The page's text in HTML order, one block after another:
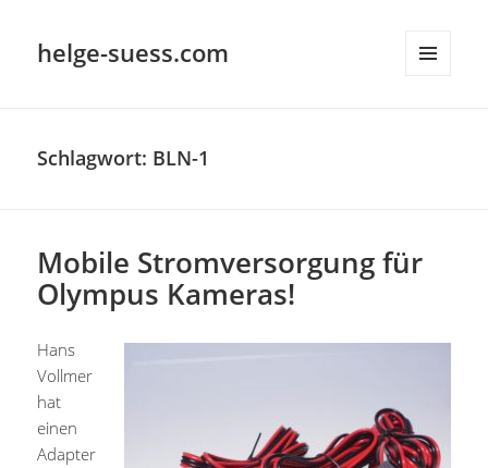
helge-suess.com
Schlagwort: BLN-1
Mobile Stromversorgung für
Olympus Kameras!
Hans
Vollmer
hat
einen
Adapter